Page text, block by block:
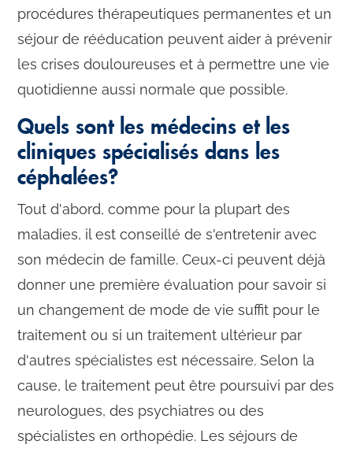
procédures thérapeutiques permanentes et un
séjour de rééducation peuvent aider à prévenir
les crises douloureuses et à permettre une vie
quotidienne aussi normale que possible.
Quels sont les médecins et les
cliniques spécialisés dans les
céphalées?
Tout d'abord, comme pour la plupart des
maladies, il est conseillé de s'entretenir avec
son médecin de famille. Ceux-ci peuvent déjà
donner une première évaluation pour savoir si
un changement de mode de vie suffit pour le
traitement ou si un traitement ultérieur par
d'autres spécialistes est nécessaire. Selon la
cause, le traitement peut être poursuivi par des
neurologues, des psychiatres ou des
spécialistes en orthopédie. Les séjours de